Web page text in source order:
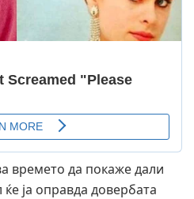
времето да покаже дали
ја оправда довербата